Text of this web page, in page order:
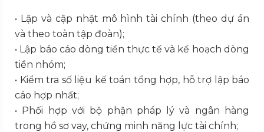
• Lập và cập nhật mô hình tài chính (theo dự án
và theo toàn tập đoàn);
• Lập báo cáo dòng tiền thực tế và kế hoạch dòng
tiền nhóm;
• Kiểm tra số liệu kế toán tổng hợp, hỗ trợ lập báo
cáo hợp nhất;
• Phối hợp với bộ phận pháp lý và ngân hàng
trong hồ sơ vay, chứng minh năng lực tài chính;